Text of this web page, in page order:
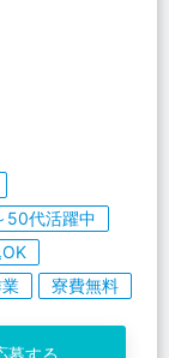
50代活躍中
寮費無料
募する